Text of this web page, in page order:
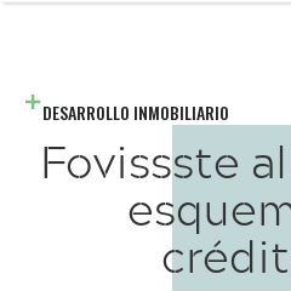
DESARROLLO INMOBILIARIO
Fovissste